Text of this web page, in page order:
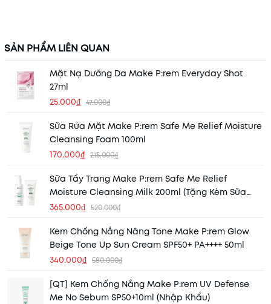
SẢN PHẨM LIÊN QUAN
Mặt Nạ Dưỡng Da Make P:rem Everyday Shot
27ml
25.000₫ 47.000₫
Sữa Rửa Mặt Make P:rem Safe Me Relief Moisture
Cleansing Foam 100ml
170.000₫ 215.000₫
Sữa Tẩy Trang Make P:rem Safe Me Relief
Moisture Cleansing Milk 200ml (Tặng Kèm Sữa
Rửa Mặt 50ml)
365.000₫ 520.000₫
Kem Chống Nắng Nâng Tone Make P:rem Glow
Beige Tone Up Sun Cream SPF50+ PA++++ 50ml
340.000₫ 580.000₫
[QT] Kem Chống Nắng Make P:rem UV Defense
Me No Sebum SP50+10ml (Nhập Khẩu)